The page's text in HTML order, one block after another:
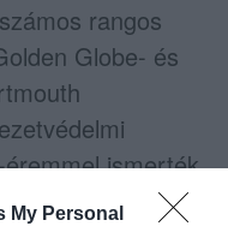
My Personal
rangos
Globe- és
ismerték